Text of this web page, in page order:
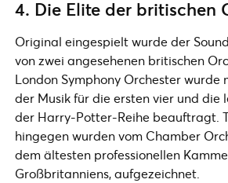
4. Die Elite der britischen
Original eingespielt wurde der
von zwei angesehenen britischen
London Symphony Orchester wurde
der Musik für die ersten vier und die
der Harry-Potter-Reihe beauftragt.
hingegen wurden vom Chamber
dem ältesten professionellen
Großbritanniens, aufgezeichnet.